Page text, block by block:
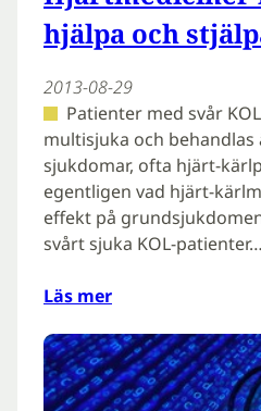
hjälpa och
2013-08-29
Patienter med svår
multisjuka och behandlas
sjukdomar, ofta hjärt-
egentligen vad hjärt-
effekt på
svårt sjuka KOL-patienter…
Läs mer